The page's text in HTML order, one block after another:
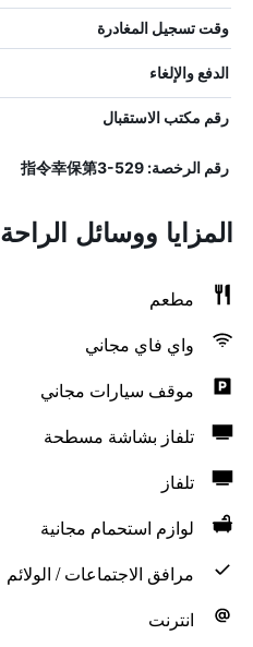
وقت تسجيل المغادرة
الدفع والإلغاء
رقم مكتب الاستقبال
رقم الرخصة: 指令幸保第3-529
المزايا ووسائل
مطعم
واي فاي مجاني
موقف سيارات مجاني
تلفاز بشاشة مسطحة
تلفاز
لوازم استحمام مجانية
مرافق الاجتماعات / الولائم
انترنت